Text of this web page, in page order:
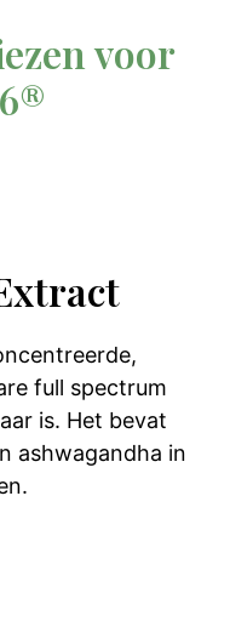
voor
full spectrum
is. Het bevat
ashwagandha in